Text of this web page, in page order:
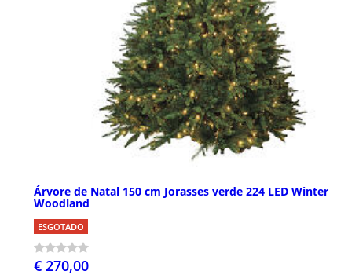
Árvore de Natal 150 cm Jorasses verde 224 LED Winter
Woodland
ESGOTADO
€ 270,00